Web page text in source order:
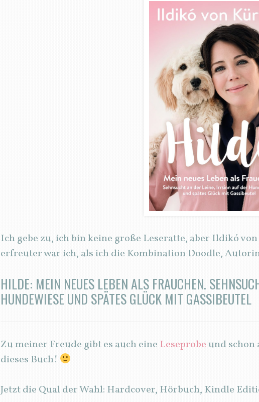
Ich gebe zu, ich bin keine große Leseratte, aber Ildikó
erfreuter war ich, als ich die Kombination Doodle,
HILDE: MEIN NEUES LEBEN ALS FRAUCHEN.
HUNDEWIESE UND SPÄTES GLÜCK MIT GASSIBEUTEL
Zu meiner Freude gibt es auch eine Leseprobeund schon
dieses Buch!
Jetzt die Qual der Wahl: Hardcover, Hörbuch, Kindle